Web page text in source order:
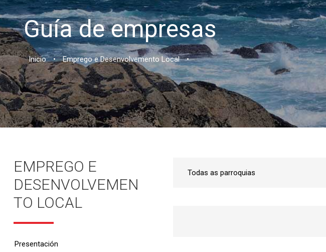
Guía de empresas
Inicio • Emprego e Desenvolvemento Local •
EMPREGO E
DESENVOLVEMEN
TO LOCAL
Presentación